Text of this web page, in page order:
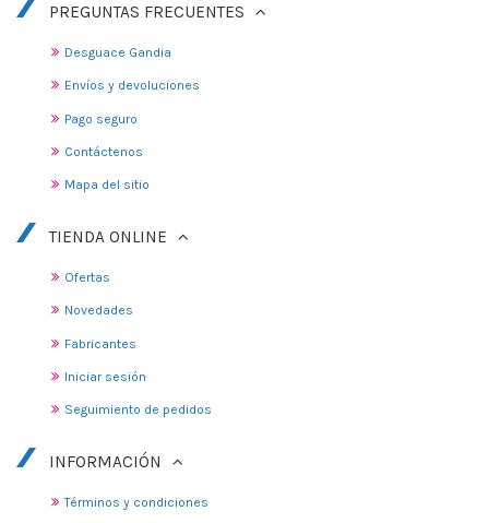
PREGUNTAS FRECUENTES
Desguace Gandia
Envíos y devoluciones
Pago seguro
Contáctenos
Mapa del sitio
TIENDA ONLINE
Ofertas
Novedades
Fabricantes
Iniciar sesión
Seguimiento de pedidos
INFORMACIÓN
Términos y condiciones